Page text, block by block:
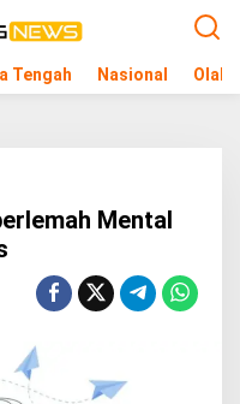
Tengah Nasional
Mental